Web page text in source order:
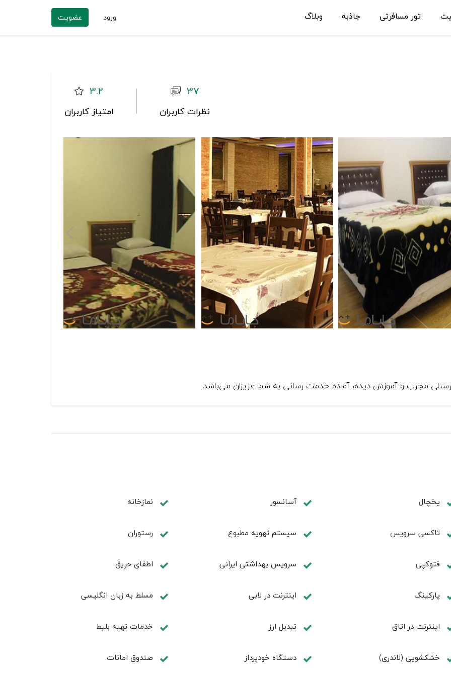
تور مسافرتی جاذبه وبلاگ ورود عضویت
3.2
امتیاز کاربران
37
نظرات کاربران
پرسنلی مجرب و آموزش دیده، آماده خدمت رسانی به شما عزیزان می‌باشد.
یخچال آسانسور نمازخانه
تاکسی سرویس سیستم تهویه مطبوع رستوران
فتوکپی سرویس بهداشتی ایرانی اطفای حریق
پاركينگ اينترنت در لابی مسلط به زبان انگليسی
اينترنت در اتاق تبديل ارز خدمات تهيه بليط
خشکشویی (لاندری) دستگاه خودپرداز صندوق امانات